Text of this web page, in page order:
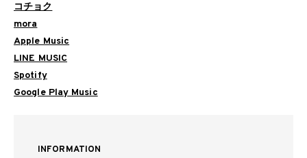
コチョク
mora
Apple Music
LINE MUSIC
Spotify
Google Play Music
INFORMATION